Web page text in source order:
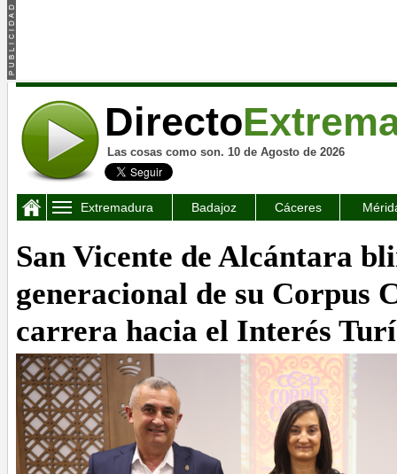
Directo
Las cosas como son. 10 de Agosto de 2026
Extremadura Badajoz Cáceres
San Vicente de Alcántara
generacional de su Corpus
carrera hacia el Interés